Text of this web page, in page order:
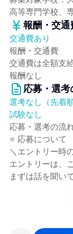
高等専門学校、
報酬・交通
交通費あり
報酬・交通費
交通費は全額支
報酬なし
応募・選考
選考なし（先着
試験なし
応募・選考の流
⭐ 応募について
＼エントリー時
エントリーは、
まずは話を聞い